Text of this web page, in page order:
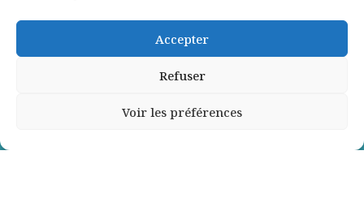
Accepter
Refuser
Voir les préférences